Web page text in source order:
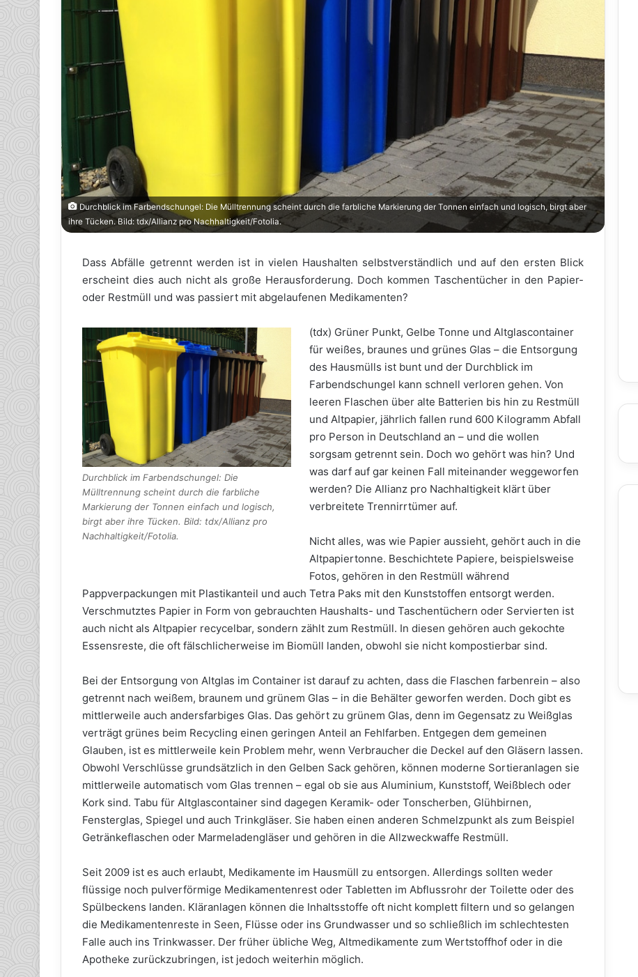
Durchblick im Farbendschungel: Die Mülltrennung scheint durch die farbliche Markierung der Tonnen einfach und logisch, birgt aber
ihre Tücken. Bild: tdx/Allianz pro Nachhaltigkeit/Fotolia.
Dass Abfälle getrennt werden ist in vielen Haushalten selbstverständlich und auf den ersten Blick
erscheint dies auch nicht als große Herausforderung. Doch kommen Taschentücher in den Papier-
oder Restmüll und was passiert mit abgelaufenen Medikamenten?
Durchblick im Farbendschungel: Die
Mülltrennung scheint durch die farbliche
Markierung der Tonnen einfach und logisch,
birgt aber ihre Tücken. Bild: tdx/Allianz pro
Nachhaltigkeit/Fotolia.
(tdx) Grüner Punkt, Gelbe Tonne und Altglascontainer
für weißes, braunes und grünes Glas – die Entsorgung
des Hausmülls ist bunt und der Durchblick im
Farbendschungel kann schnell verloren gehen. Von
leeren Flaschen über alte Batterien bis hin zu Restmüll
und Altpapier, jährlich fallen rund 600 Kilogramm Abfall
pro Person in Deutschland an – und die wollen
sorgsam getrennt sein. Doch wo gehört was hin? Und
was darf auf gar keinen Fall miteinander weggeworfen
werden? Die Allianz pro Nachhaltigkeit klärt über
verbreitete Trennirrtümer auf.
Nicht alles, was wie Papier aussieht, gehört auch in die
Altpapiertonne. Beschichtete Papiere, beispielsweise
Fotos, gehören in den Restmüll während
Pappverpackungen mit Plastikanteil und auch Tetra Paks mit den Kunststoffen entsorgt werden.
Verschmutztes Papier in Form von gebrauchten Haushalts- und Taschentüchern oder Servierten ist
auch nicht als Altpapier recycelbar, sondern zählt zum Restmüll. In diesen gehören auch gekochte
Essensreste, die oft fälschlicherweise im Biomüll landen, obwohl sie nicht kompostierbar sind.
Bei der Entsorgung von Altglas im Container ist darauf zu achten, dass die Flaschen farbenrein – also
getrennt nach weißem, braunem und grünem Glas – in die Behälter geworfen werden. Doch gibt es
mittlerweile auch andersfarbiges Glas. Das gehört zu grünem Glas, denn im Gegensatz zu Weißglas
verträgt grünes beim Recycling einen geringen Anteil an Fehlfarben. Entgegen dem gemeinen
Glauben, ist es mittlerweile kein Problem mehr, wenn Verbraucher die Deckel auf den Gläsern lassen.
Obwohl Verschlüsse grundsätzlich in den Gelben Sack gehören, können moderne Sortieranlagen sie
mittlerweile automatisch vom Glas trennen – egal ob sie aus Aluminium, Kunststoff, Weißblech oder
Kork sind. Tabu für Altglascontainer sind dagegen Keramik- oder Tonscherben, Glühbirnen,
Fensterglas, Spiegel und auch Trinkgläser. Sie haben einen anderen Schmelzpunkt als zum Beispiel
Getränkeflaschen oder Marmeladengläser und gehören in die Allzweckwaffe Restmüll.
Seit 2009 ist es auch erlaubt, Medikamente im Hausmüll zu entsorgen. Allerdings sollten weder
flüssige noch pulverförmige Medikamentenrest oder Tabletten im Abflussrohr der Toilette oder des
Spülbeckens landen. Kläranlagen können die Inhaltsstoffe oft nicht komplett filtern und so gelangen
die Medikamentenreste in Seen, Flüsse oder ins Grundwasser und so schließlich im schlechtesten
Falle auch ins Trinkwasser. Der früher übliche Weg, Altmedikamente zum Wertstoffhof oder in die
Apotheke zurückzubringen, ist jedoch weiterhin möglich.